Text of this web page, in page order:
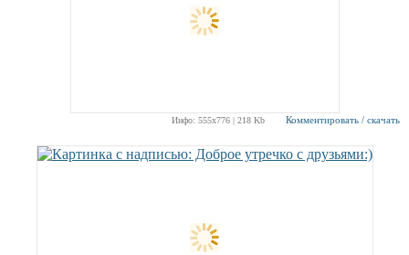
Инфо: 555х776 | 218 Kb Комментировать / скачать